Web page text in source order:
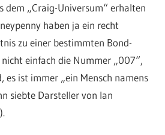
dem „Craig-Universum“ erhalten
haben ja ein recht
zu einer bestimmten Bond-
einfach die Nummer „007“,
es ist immer „ein Mensch namens
siebte Darsteller von Ian